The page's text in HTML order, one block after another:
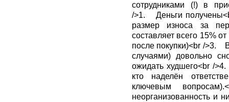
сотрудниками (!) в
/>1. Деньги
размер износа за
составляет всего 15%
после покупки)<br />3.
случаями) довольно
ожидать худшего<br /
кто наделён
ключевым
неорганизованность и